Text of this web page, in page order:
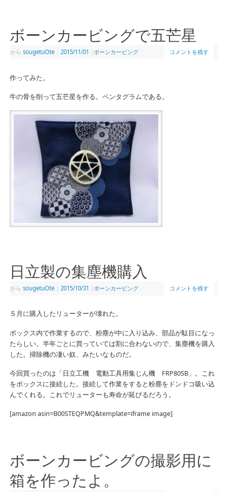
ボーンカービングで五芒星
から sougetuOte 2015/11/01 ボーンカービング コメントを残す
作ってみた。
牛の骨を削って五芒星を作る。ペンタグラムである。
日立製の集塵機購入
から sougetuOte 2015/10/31 ボーンカービング コメントを残す
５月に購入したリューターが壊れた。
ボックス内で作業するので、粉塵が中に入り込み、部品が駄目になっ
たらしい。半年ごとに買っていては割に合わないので、集塵機を購入
した。掃除機の凄い奴、みたいなものだ。
今回買ったのは「日立工機 電動工具用集じん機 FRP80SB」。これ
をボックスに接続した。接続して作業をすると粉塵をドンドコ吸い込
んでくれる。これでリューターも寿命が延びるだろう。
[amazon asin=B00STEQPMQ&template=iframe image]
ボーンカービングの撮影用に
箱を作ったよ。